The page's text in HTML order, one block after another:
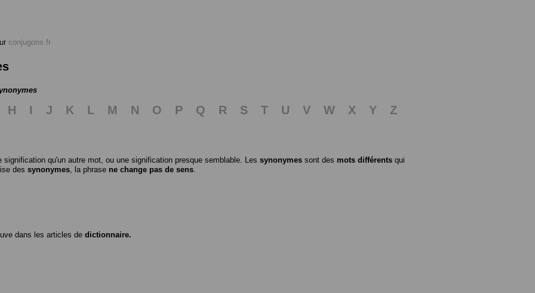
conjugons.fr
H I J K L M N O P Q R S T U V W X Y
Z
qu'un autre mot, ou une signification presque semblable. Les synonymes sont des mots différents qui
des synonymes, la phrase ne change pas de sens.
dans les articles de dictionnaire.